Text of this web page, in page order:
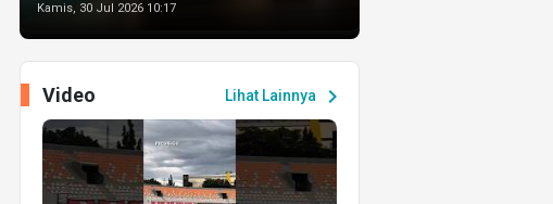
Kamis, 30 Jul 2026 10:17
Lihat Lainnya chevron_right
Video